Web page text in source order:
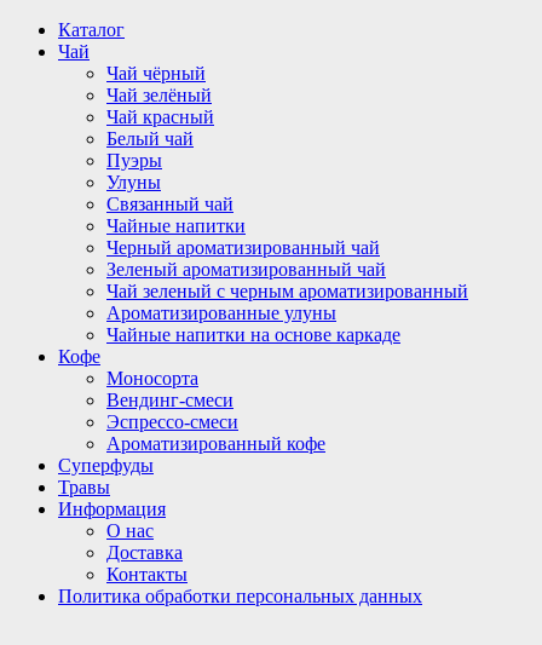
Перейти
содержимому
Каталог
Чай
Чай чёрный
Чай зелёный
Чай красный
Белый чай
Пуэры
Улуны
Связанный чай
Чайные напитки
Черный ароматизированный чай
Зеленый ароматизированный чай
Чай зеленый с черным ароматизированный
Ароматизированные улуны
Чайные напитки на основе каркаде
Кофе
Моносорта
Вендинг-смеси
Эспрессо-смеси
Ароматизированный кофе
Суперфуды
Травы
Информация
О нас
Доставка
Контакты
Политика обработки персональных данных